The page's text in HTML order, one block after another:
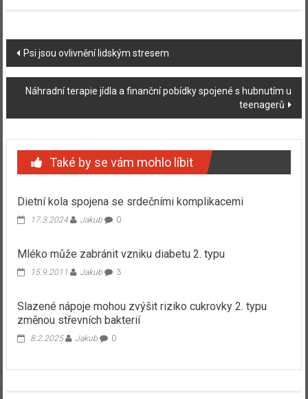
Navigace
příspěvku
Psi jsou ovlivnění lidským stresem
Náhradní terapie jídla a finanční pobídky spojené s hubnutím u
teenagerů
Také by se vám mohlo líbit
Dietní kola spojena se srdečními komplikacemi
17.3.2024 Jakub 0
Mléko může zabránit vzniku diabetu 2. typu
15.9.2011 Jakub 3
Slazené nápoje mohou zvýšit riziko cukrovky 2. typu
změnou střevních bakterií
8.2.2025 Jakub 0